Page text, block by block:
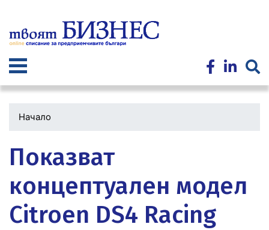
към
основното
Начало
Показват
концептуален модел
Citroen DS4 Racing